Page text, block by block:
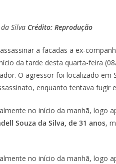
Silva Crédito: Reprodução
a facadas a ex-
da tarde desta quarta-feira
O agressor foi localizado
enquanto tentava fugir
no início da manhã, logo
Souza da Silva, de 31 anos,
no início da manhã, logo